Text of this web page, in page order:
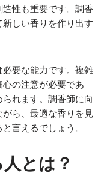
性も重要です。調香
しい香りを作り出す
要な能力です。複雑
の注意が必要であ
れます。調香師に向
ら、最適な香りを見
言えるでしょう。
とは？